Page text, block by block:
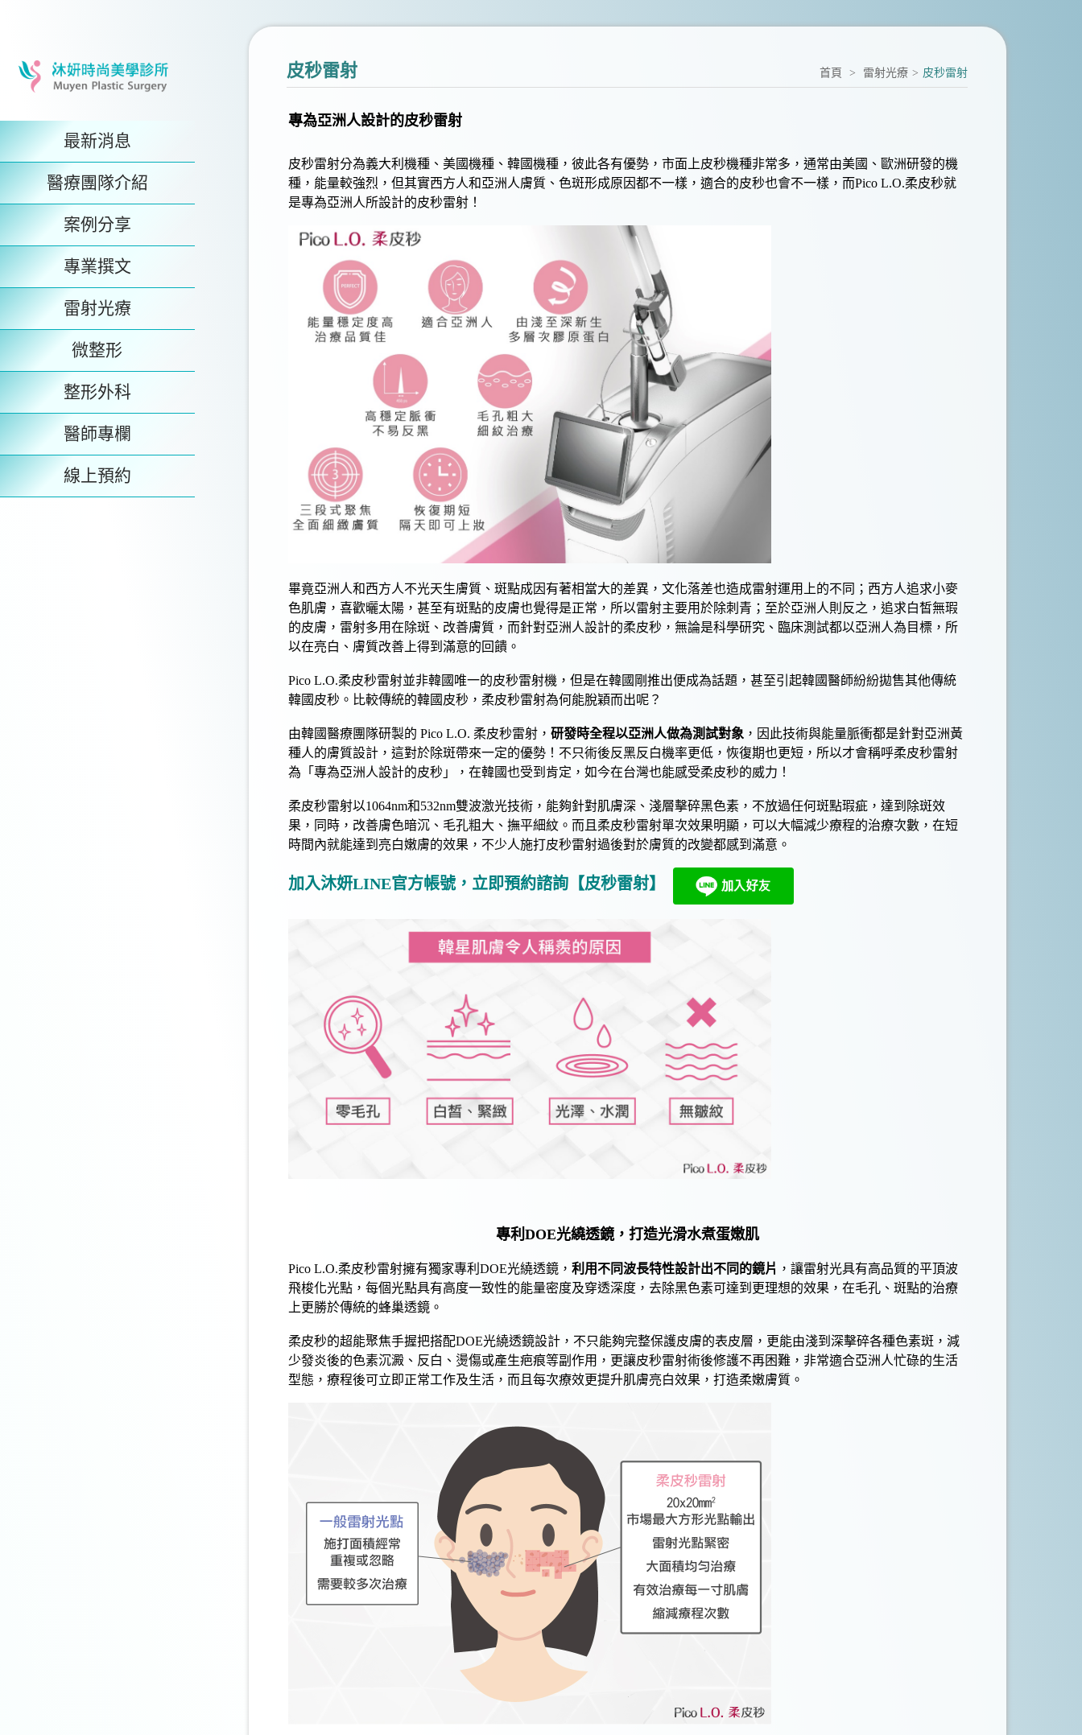
最新消息
醫療團隊介紹
案例分享
專業撰文
雷射光療
微整形
整形外科
醫師專欄
線上預約
首頁 > 雷射光療 > 皮秒雷射
皮秒雷射
專為亞洲人設計的皮秒雷射
皮秒雷射分為義大利機種、美國機種、韓國機種，彼此各有優勢，市面上皮秒機種非常多，通常由美國、歐洲研發的機
種，能量較強烈，但其實西方人和亞洲人膚質、 色斑形成原因都不一樣，適合的皮秒也會不一樣，而Pico L.O.柔皮秒就
是專為亞洲人所設計的皮秒雷射！
畢竟亞洲人和西方人不光天生膚質、 斑點成因有著相當大的差異，文化落差也造成雷射運用上的不同；西方人追求小麥
色肌膚，喜歡曬太陽，甚至有斑點的皮膚也覺得是正常，所以雷射主要用於除刺青 ；至於亞洲人則反之，追求白皙無瑕
的皮膚， 雷射多用在除斑 、 改善膚質，而針對亞洲人設計的柔皮秒，無論是科學研究、臨床測試都以亞洲人為目標，所
以在亮白 、 膚質改善上得到滿意的回饋。
Pico L.O.柔皮秒雷射並非韓國唯一的皮秒雷射機，但是在韓國剛推出便成為話題，甚至引起韓國醫師紛紛拋售其他傳統
韓國皮秒。比較傳統的韓國皮秒，柔皮秒雷射為何能脫穎而出呢？
由韓國醫療團隊研製的 Pico L.O. 柔皮秒雷射， 研發時全程以亞洲人做為測試對象 ，因此技術與能量脈衝都是針對亞洲黃
種人的膚質設計，這對於除斑帶來一定的優勢！不只術後反黑反白機率更低，恢復期也更短，所以才會稱呼柔皮秒雷射
為「專為亞洲人設計的皮秒」，在韓國也受到肯定，如今在台灣也能感受柔皮秒的威力！
柔皮秒雷射以1064nm和532nm雙波激光技術，能夠針對肌膚深、淺層擊碎黑色素，不放過任何斑點瑕疵，達到 除斑效
果，同時，改善膚色暗沉、 毛孔粗大 、 撫平細紋。而且柔皮秒雷射單次效果明顯，可以大幅減少療程的治療次數，在短
時間內就能達到 亮白嫩膚的效果，不少人施打皮秒雷射過後對於膚質的改變都感到滿意。
加入沐妍LINE官方帳號，立即預約諮詢【皮秒雷射】
專利DOE光繞透鏡，打造光滑水煮蛋嫩肌
Pico L.O.柔皮秒雷射擁有獨家專利DOE光繞透鏡， 利用不同波長特性設計出不同的鏡片 ，讓雷射光具有高品質的平頂波
飛梭化光點，每個光點具有高度一致性的能量密度及穿透深度， 去除黑色素可達到更理想的效果，在毛孔、 斑點的治療
上更勝於傳統的蜂巢透鏡。
柔皮秒的超能聚焦手握把搭配DOE光繞透鏡設計，不只能夠完整保護皮膚的表皮層，更能由淺到深擊碎各種色素斑 ，減
少發炎後的色素沉澱、 反白 、燙傷或產生疤痕等副作用，更讓皮秒雷射術後修護不再困難，非常適合亞洲人忙碌的生活
型態，療程後可立即正常工作及生活，而且每次療效更提升肌膚亮白效果，打造柔嫩膚質。